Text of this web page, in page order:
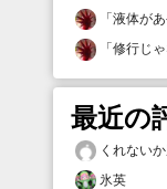
「液体が
「修行じ
最近の
くれない
氷英